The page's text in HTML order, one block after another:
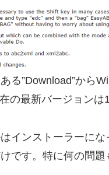
る”Download”から
の最新バージョンは
インストーラーに
です。特に何の問題